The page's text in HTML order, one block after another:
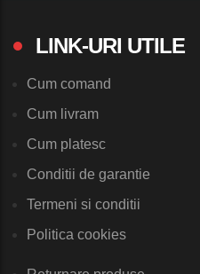
LINK-URI UTILE
Cum comand
Cum livram
Cum platesc
Conditii de garantie
Termeni si conditii
Politica cookies